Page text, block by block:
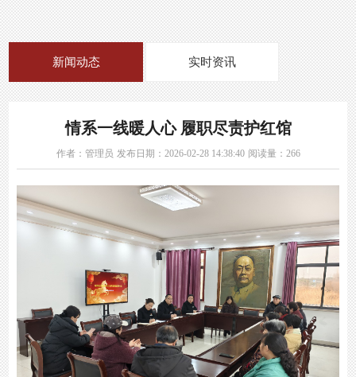
博物馆之友
新闻动态 实时资讯
情系一线暖人心 履职尽责护红馆
作者：管理员 发布日期：2026-02-28 14:38:40 阅读量：266